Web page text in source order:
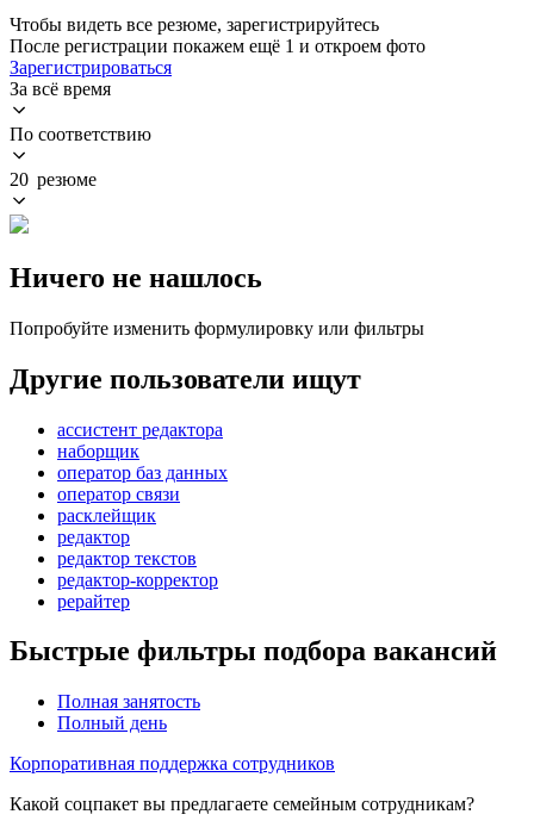
Чтобы видеть все резюме, зарегистрируйтесь
После регистрации покажем ещё 1 и откроем фото
Зарегистрироваться
За всё время
По соответствию
20 резюме
Ничего не нашлось
Попробуйте изменить формулировку или фильтры
Другие пользователи ищут
ассистент редактора
наборщик
оператор баз данных
оператор связи
расклейщик
редактор
редактор текстов
редактор-корректор
рерайтер
Быстрые фильтры подбора вакансий
Полная занятость
Полный день
Корпоративная поддержка сотрудников
Какой соцпакет вы предлагаете семейным сотрудникам?